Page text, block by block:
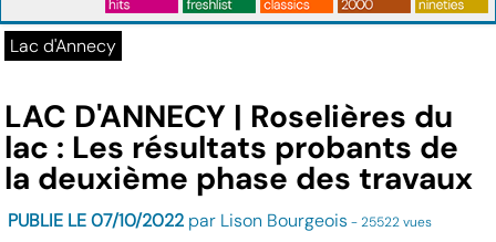
Lac d'Annecy
LAC D'ANNECY | Roselières du
lac : Les résultats probants de
la deuxième phase des travaux
PUBLIE LE 07/10/2022 par Lison Bourgeois - 25522 vues